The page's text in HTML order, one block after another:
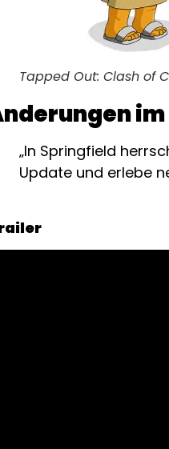
Tapped Out: Clash of
im
„In Springfield
Update und erlebe